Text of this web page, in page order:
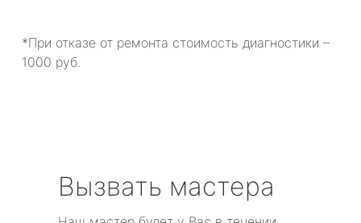
*При отказе от ремонта стоимость диагностики –
1000 руб.
Вызвать мастера